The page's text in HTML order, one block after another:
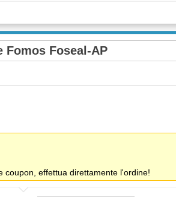
Foseal-AP
coupon, effettua direttamente l'ordine!